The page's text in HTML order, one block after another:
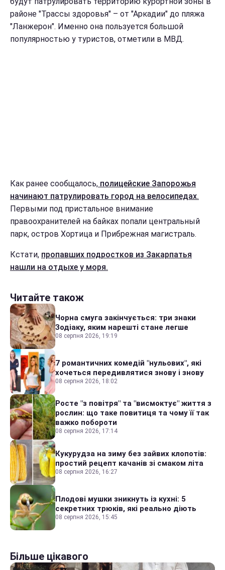
районе "Трассы здоровья" – от "Аркадии" до пляжа
"Ланжерон". Именно она пользуется большой
популярностью у туристов, отметили в МВД.
Как ранее сообщалось, полицейские Запорожья
начинают патрулировать город на велосипедах.
Первыми под пристальное внимание
правоохранителей на байках попали центральный
парк, остров Хортица и Прибрежная магистраль.
Кстати, пропавших подростков из Закарпатья
нашли на отдыхе у моря.
Читайте також
Чорна смуга закінчується: три знаки
Зодіаку, яким нарешті стане легше
08 серпня 2026, 19:19
7 романтичних комедій "нульових", які
хочеться передивлятися знову і знову
08 серпня 2026, 18:02
Росте "з повітря" та "висмоктує" життя з
рослин: що таке повитиця та чому її так
важко побороти
08 серпня 2026, 17:14
Кукурудза на зиму без зайвих клопотів:
простий рецепт качанів зі смаком літа
08 серпня 2026, 16:27
Плодові мушки зникнуть із кухні: 5
секретних трюків, які реально діють
08 серпня 2026, 15:45
Більше цікавого